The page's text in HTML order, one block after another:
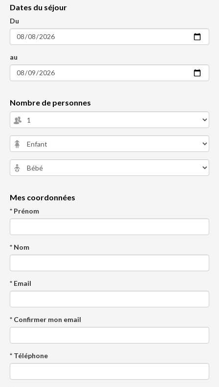
Dates du séjour
Du
au
Nombre de personnes
Mes coordonnées
* Prénom
* Nom
* Email
* Confirmer mon email
* Téléphone